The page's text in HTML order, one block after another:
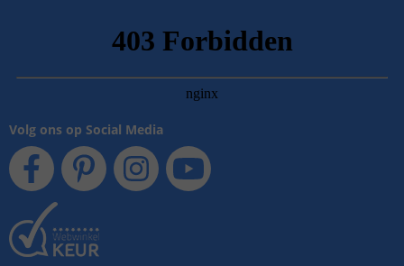
Volg ons op Social Media